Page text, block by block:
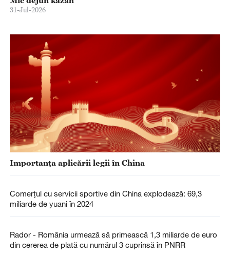
31-Jul-2026
Importanța aplicării legii în China
Comerțul cu servicii sportive din China explodează: 69,3
miliarde de yuani în 2024
Rador - România urmează să primească 1,3 miliarde de euro
din cererea de plată cu numărul 3 cuprinsă în PNRR